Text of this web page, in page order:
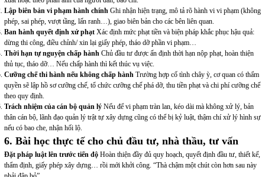
Lập biên bản vi phạm hành chínhGhi nhận hiện trạng, mô tả rõ hành vi vi phạm (không
phép, sai phép, vượt tầng, lấn ranh…), giao biên bản cho các bên liên quan.
Ban hành quyết định xử phạtXác định mức phạt tiền và biện pháp khắc phục hậu quả:
dừng thi công, điều chỉnh/ xin lại giấy phép, tháo dỡ phần vi phạm…
Thời hạn tự nguyện chấp hànhChủ đầu tư được ấn định thời hạn nộp phạt, hoàn thiện
thủ tục, tháo dỡ… Nếu chấp hành thì kết thúc vụ việc.
Cưỡng chế thi hành nếu không chấp hànhTrường hợp cố tình chây ỳ, cơ quan có thẩm
quyền sẽ lập hồ sơ cưỡng chế, tổ chức cưỡng chế phá dỡ, thu tiền phạt và chi phí cưỡng chế
theo quy định.
Trách nhiệm của cán bộ quản lýNếu để vi phạm tràn lan, kéo dài mà không xử lý, bản
thân cán bộ, lãnh đạo quản lý trật tự xây dựng cũng có thể bị kỷ luật, thậm chí xử lý hình sự
nếu có bao che, nhận hối lộ.
6. Bài học thực tế cho chủ đầu tư, nhà thầu, tư vấn
Đặt pháp luật lên trước tiến độHoàn thiện đầy đủ quy hoạch, quyết định đầu tư, thiết kế,
thẩm định, giấy phép xây dựng… rồi mới khởi công. “Thà chậm một chút còn hơn sau này